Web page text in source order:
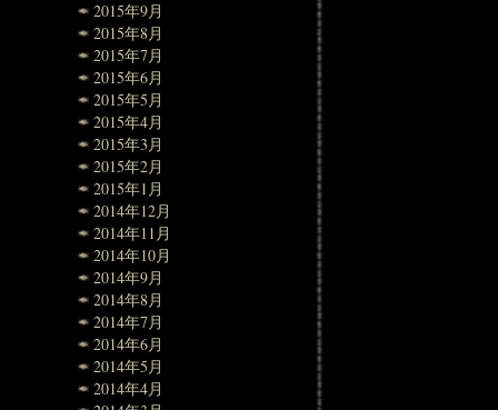
2015年9月
2015年8月
2015年7月
2015年6月
2015年5月
2015年4月
2015年3月
2015年2月
2015年1月
2014年12月
2014年11月
2014年10月
2014年9月
2014年8月
2014年7月
2014年6月
2014年5月
2014年4月